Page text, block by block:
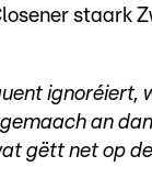
staark
an
gëtt net op